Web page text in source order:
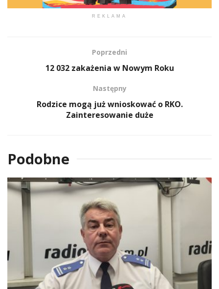
REKLAMA
Poprzedni
12 032 zakażenia w Nowym Roku
Następny
Rodzice mogą już wnioskować o RKO.
Zainteresowanie duże
Podobne